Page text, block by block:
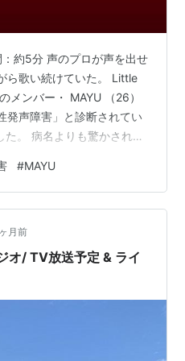
約5分 声のプロが声を出せ
ら歌い続けていた。 Little
メンバー・ MAYU （26）
発声障害」と診断されてい
。 病名よりも驚かされる
パワフルな歌声担当」とし
が、この病気と向き合いな
なる。 この病気は「声帯に
」という逆説的な性質を
歌おうとする瞬…
#MAYU
月前
/ TV放送予定 & ライ